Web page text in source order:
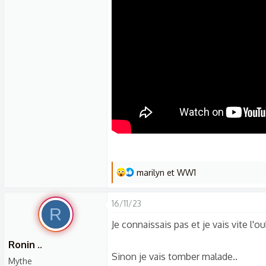
L
s
é
c
marilyn et WW1
R
Ronin ..
Mythe
16/11/23
Je connaissais pas et je vais vite
Sinon je vais tomber malade..